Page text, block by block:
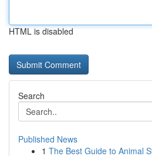
HTML is disabled
Search
Published News
1 The Best Guide to Animal